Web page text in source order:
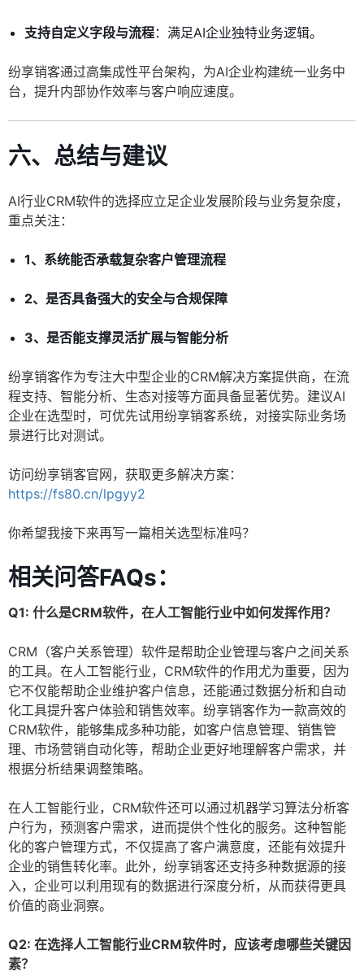
支持自定义字段与流程：满足AI企业独特业务逻辑。
纷享销客通过高集成性平台架构，为AI企业构建统一业务中
台，提升内部协作效率与客户响应速度。
六、总结与建议
AI行业CRM软件的选择应立足企业发展阶段与业务复杂度，
重点关注：
1、系统能否承载复杂客户管理流程
2、是否具备强大的安全与合规保障
3、是否能支撑灵活扩展与智能分析
纷享销客作为专注大中型企业的CRM解决方案提供商，在流
程支持、智能分析、生态对接等方面具备显著优势。建议AI
企业在选型时，可优先试用纷享销客系统，对接实际业务场
景进行比对测试。
访问纷享销客官网，获取更多解决方案：
https://fs80.cn/lpgyy2
你希望我接下来再写一篇相关选型标准吗？
相关问答FAQs：
Q1: 什么是CRM软件，在人工智能行业中如何发挥作用？
CRM（客户关系管理）软件是帮助企业管理与客户之间关系
的工具。在人工智能行业，CRM软件的作用尤为重要，因为
它不仅能帮助企业维护客户信息，还能通过数据分析和自动
化工具提升客户体验和销售效率。纷享销客作为一款高效的
CRM软件，能够集成多种功能，如客户信息管理、销售管
理、市场营销自动化等，帮助企业更好地理解客户需求，并
根据分析结果调整策略。
在人工智能行业，CRM软件还可以通过机器学习算法分析客
户行为，预测客户需求，进而提供个性化的服务。这种智能
化的客户管理方式，不仅提高了客户满意度，还能有效提升
企业的销售转化率。此外，纷享销客还支持多种数据源的接
入，企业可以利用现有的数据进行深度分析，从而获得更具
价值的商业洞察。
Q2: 在选择人工智能行业CRM软件时，应该考虑哪些关键因
素？